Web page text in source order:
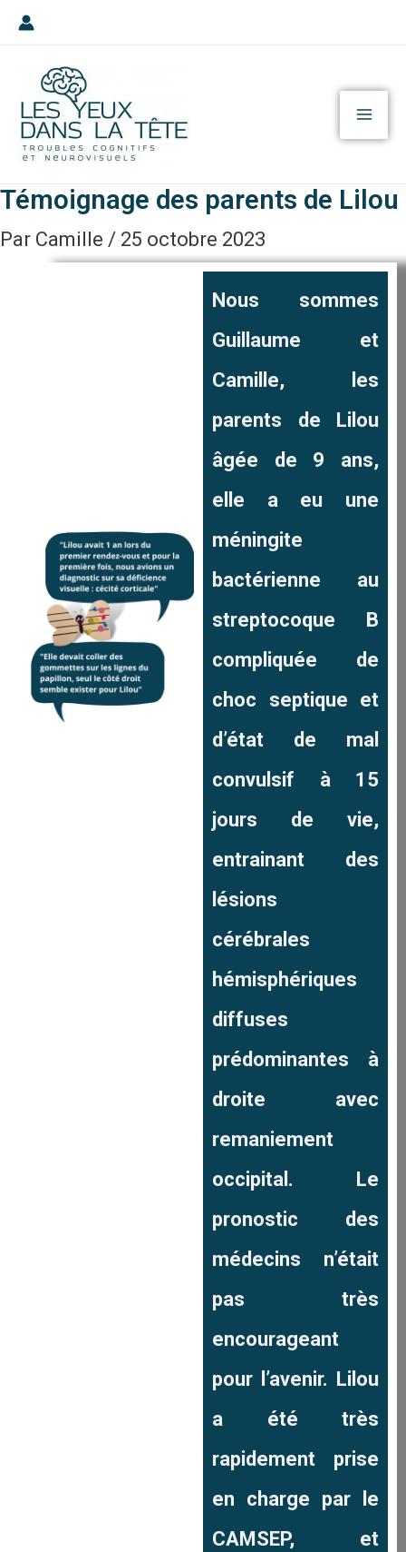
Aller
contenu
Témoignage des parents de Lilou
Par Camille / 25 octobre 2023
Nous sommes
Guillaume et
Camille, les
parents de Lilou
âgée de 9 ans,
elle a eu une
méningite
bactérienne au
streptocoque B
compliquée de
choc septique et
d’état de mal
convulsif à 15
jours de vie,
entrainant des
lésions
cérébrales
hémisphériques
diffuses
prédominantes à
droite avec
remaniement
occipital. Le
pronostic des
médecins n’était
pas très
encourageant
pour l’avenir. Lilou
a été très
rapidement prise
en charge par le
CAMSEP, et
Navigation
articles